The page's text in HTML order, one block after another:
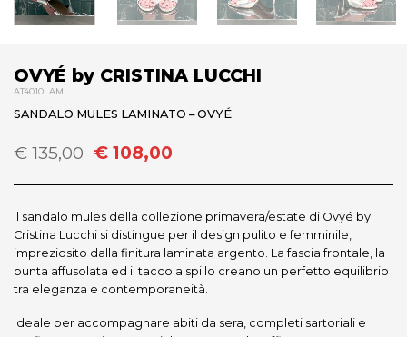
OVYÉ by CRISTINA LUCCHI
AT4010LAM
SANDALO MULES LAMINATO – OVYÉ
€ 135,00 Il
prezzo
originale
€135,00.
€ 108,00Il
attuale
€108,00.
Il sandalo mules della collezione primavera/estate di Ovyé by
Cristina Lucchi si distingue per il design pulito e femminile,
impreziosito dalla finitura laminata argento. La fascia frontale, la
punta affusolata ed il tacco a spillo creano un perfetto equilibrio
tra eleganza e contemporaneità.
Ideale per accompagnare abiti da sera, completi sartoriali e